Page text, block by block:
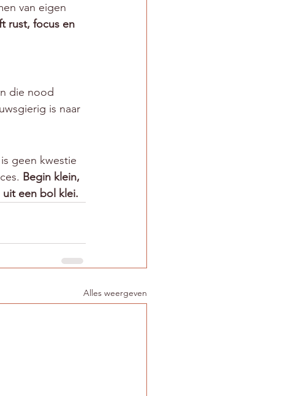
van eigen
rust, focus en
die nood
is naar
geen kwestie
Begin klein,
een bol klei.
Alles weergeven